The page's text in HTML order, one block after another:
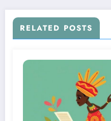
RELATED POSTS